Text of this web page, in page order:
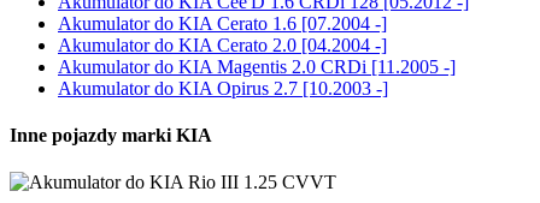
Akumulator do KIA Cerato 1.6 [07.2004 -]
Akumulator do KIA Cerato 2.0 [04.2004 -]
Akumulator do KIA Magentis 2.0 CRDi [11.2005 -]
Akumulator do KIA Opirus 2.7 [10.2003 -]
Inne pojazdy marki KIA